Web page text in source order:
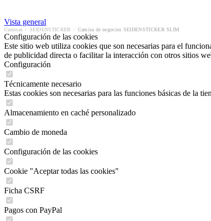
Vista general
Camisas SEIDENSTICKER Camisa de negocios SEIDENSTICKER SLIM
Configuración de las cookies
Este sitio web utiliza cookies que son necesarias para el
de publicidad directa o facilitar la interacción con otros sitios
Configuración
Técnicamente necesario
Estas cookies son necesarias para las funciones básicas de la
Almacenamiento en caché personalizado
Cambio de moneda
Configuración de las cookies
Cookie "Aceptar todas las cookies"
Ficha CSRF
Pagos con PayPal